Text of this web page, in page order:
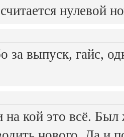
нулевой
за выпуск, гайс,
на кой это всё.